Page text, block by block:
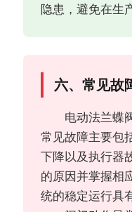
隐患，避免在生
六、常见故
电动法兰蝶
常见故障主要包
下降以及执行器
的原因并掌握相
统的稳定运行具